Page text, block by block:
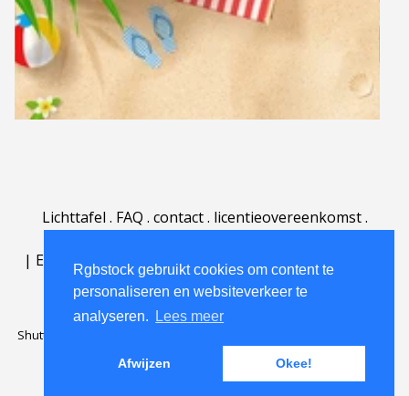
Rgbstock gebruikt cookies om content te
personaliseren en websiteverkeer te
analyseren.
Lees meer
Afwijzen Okee!
Lichttafel . FAQ . contact. licentieovereenkomst.
| English | Deutsch Español | Português
Nederlands|
Shutterstock official partner of Rgbstock
Rgbstock